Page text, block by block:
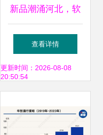
新品潮涌河北，软
件开发如何抢占京
津冀市场先机？
查看详情
更新时间：2026-08-08
20:50:54